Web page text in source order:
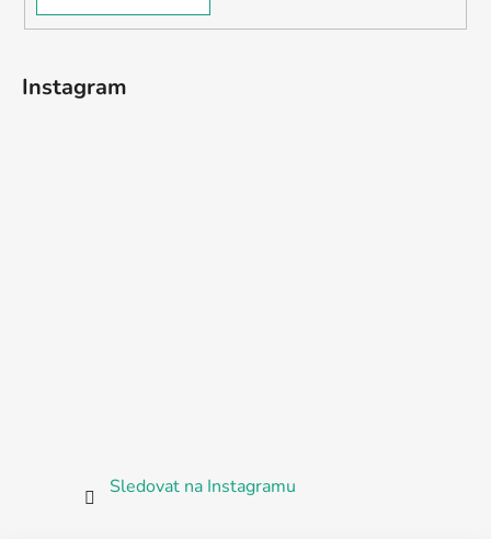
Instagram
Sledovat na Instagramu